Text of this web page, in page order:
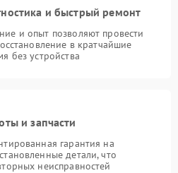
и быстрый ремонт
и опыт позволяют провести
в кратчайшие
без устройства
и запчасти
гарантия на
детали, что
неисправностей